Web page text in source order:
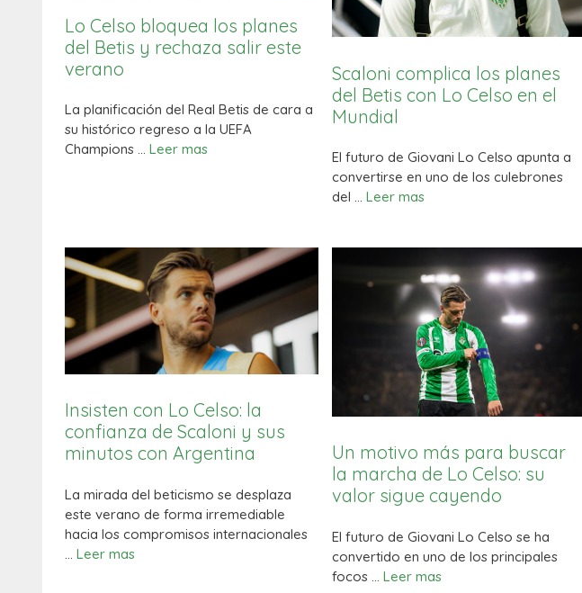
Lo Celso bloquea los planes
del Betis y rechaza salir este
verano
La planificación del Real Betis de cara a
su histórico regreso a la UEFA
Champions … Leer mas
Scaloni complica los planes
del Betis con Lo Celso en el
Mundial
El futuro de Giovani Lo Celso apunta a
convertirse en uno de los culebrones
del … Leer mas
Insisten con Lo Celso: la
confianza de Scaloni y sus
minutos con Argentina
La mirada del beticismo se desplaza
este verano de forma irremediable
hacia los compromisos internacionales
… Leer mas
Un motivo más para buscar
la marcha de Lo Celso: su
valor sigue cayendo
El futuro de Giovani Lo Celso se ha
convertido en uno de los principales
focos … Leer mas